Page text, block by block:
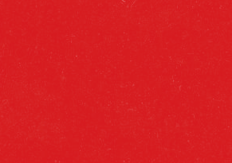
con picante, mostazas,
salazones, carnes blancas,
barbacoas y quesos
poco curados.
de lúpulo. Agua. Malta de